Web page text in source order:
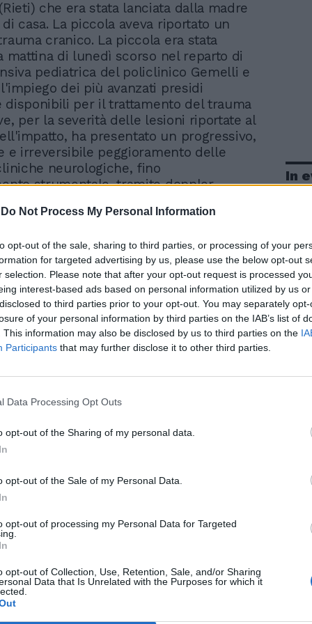
Do Not Process My Personal Information
opt-out of the sale, sharing to third parties, or processing of your
for targeted advertising by us, please use the below opt-out
selection. Please note that after your opt-out request is processed
interest-based ads based on personal information utilized by us
to third parties prior to your opt-out. You may separately
of your personal information by third parties on the IAB’s list of
This information may also be disclosed by us to third parties on the
Participants that may further disclose it to other third parties.
Data Processing Opt Outs
opt-out of the Sharing of my personal data.
opt-out of the Sale of my Personal Data.
opt-out of processing my Personal Data for Targeted
opt-out of Collection, Use, Retention, Sale, and/or Sharing
Data that Is Unrelated with the Purposes for which it
che era stata lanciata dalla madre
casa. La piccola aveva riportato un
cranico. La piccola era stata
mattina di lunedì scorso nel reparto di
pediatrica del policlinico Gemelli e
dei più avanzati presidi
disponibili per il trattamento del trauma
per la severità delle lesioni riportate al
ha presentato un progressivo,
e irreversibile peggioramento delle
neurologiche, fino
strumentale, tramite doppler
cerebrale» (assenza di flusso
l'altra mattina era iniziata
per la durata di 6 ore da parte della
medica multidisciplinare del Gemelli
un medico legale, un rianimatore e un
incaricata di accertare la morte con
della piccola paziente. E dopo
è stata accertata la sua morte. Il
Il giorno della tragedia la madre -
- asveva amamesso agli investigatori -
Dopo la nascita della piccola alla
era stata diagnostica una
che le aveva prescritto una terapia
Ma in realtà, hanno spiegato il marito e
aveva mai dato segni che potessero far
tragedia. Daniela si teneva tutto dentro. Il
choc ha convinto gli inquirenti a disporre
reparto di psichiatria dell'ospedale
nella sezione riservata ai detenuti di
In
Trump, Meloni e la strategia